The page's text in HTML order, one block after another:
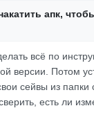
апк,
всё по
версии. Потом
сейвы из папки
есть ли